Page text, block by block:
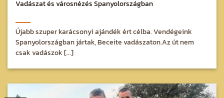
Vadászat és városnézés Spanyolországban
Újabb szuper karácsonyi ajándék ért célba. Vendégeink
Spanyolországban jártak, Beceite vadászaton.Az út nem
csak vadászok [...]